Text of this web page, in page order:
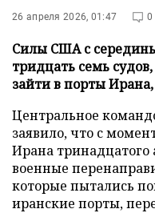
26 апреля 2026, 01:47 0
Силы США с
тридцать семь
зайти в порты
Центральное
заявило, что с
Ирана тринадцатого
военные
которые пытались
иранские порты,